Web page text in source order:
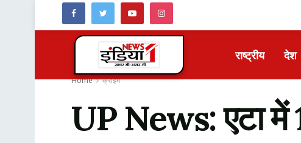
राष्ट्रीय देश
Home क्राइम
UP News: एटा में